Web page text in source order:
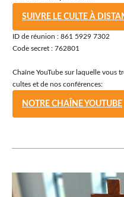
SUIVRE LE CULTE À
ID de réunion : 861 5929 7302
Code secret : 762801
Chaîne YouTube sur laquelle vous
cultes et de nos conférences:
NOTRE CHAÎNE YOUTUBE